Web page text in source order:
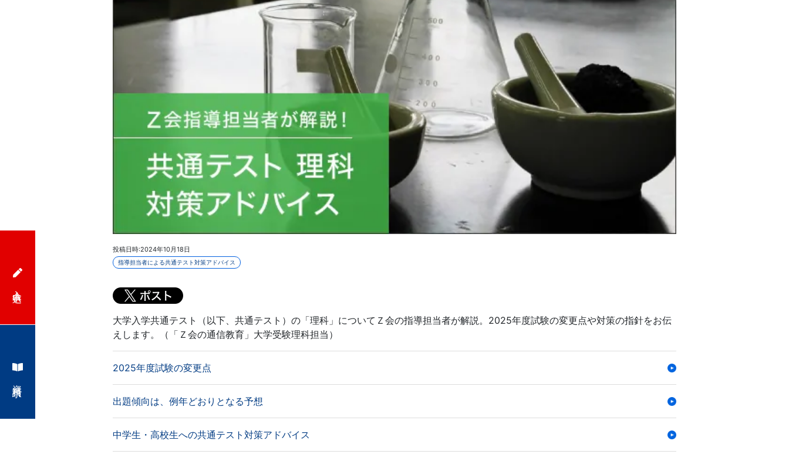
投稿日時:2024年10月18日
指導担当者による共通テスト対策アドバイス
大学入学共通テスト（以下、共通テスト）の「理科」についてＺ会の指導担当者が解説。2025年度試験の変更点や対策の指針をお伝
えします。（「Ｚ会の通信教育」大学受験理科担当）
2025年度試験の変更点
出題傾向は、例年どおりとなる予想
中学生・高校生への共通テスト対策アドバイス